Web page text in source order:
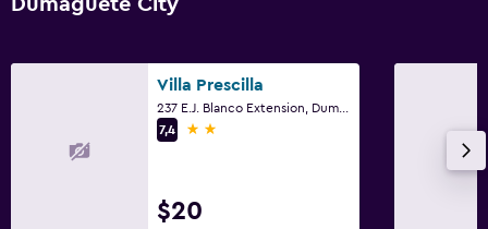
Villa Prescilla
7,4
2 estrellas
$20